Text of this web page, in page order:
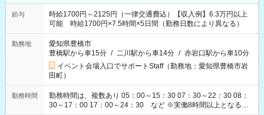
給与
時給1700円～2125円（一律交通費込）【収入例】6.3万円以上
可能 時給1700円×7.5時間×5日間（勤務日数により異なる）
勤務地
愛知県豊橋市
豊橋駅から車15分 / 二川駅から車14分 / 赤岩口駅から車10分
イベント会場入口でサポートStaff（勤務地：愛知県豊橋市岩
田町）
勤務時間
勤務時間は、複数あり 05：00～15：30 07：30～22：30 08：
30～17：00 17：00～24：30 など ※実働8時間以上となる勤